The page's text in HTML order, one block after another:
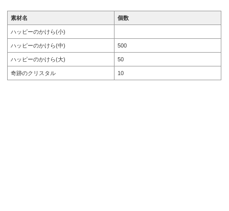
素材名 個数
ハッピーのかけら(小)
ハッピーのかけら(中) 500
ハッピーのかけら(大) 50
奇跡のクリスタル 10